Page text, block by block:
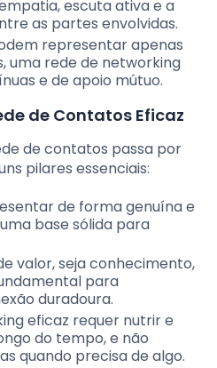
escuta ativa e a
as partes envolvidas.
representar apenas
uma rede de networking
e de apoio mútuo.
de Contatos Eficaz
de contatos passa por
pilares essenciais:
de forma genuína e
base sólida para
valor, seja conhecimento,
para
duradoura.
eficaz requer nutrir e
do tempo, e não
quando precisa de algo.